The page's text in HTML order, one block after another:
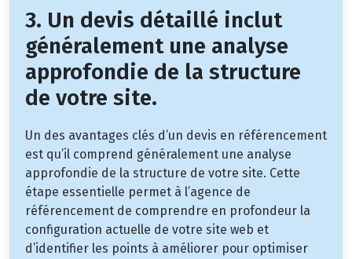
3. Un devis détaillé inclut
généralement une analyse
approfondie de la structure
de votre site.
Un des avantages clés d’un devis en référencement
est qu’il comprend généralement une analyse
approfondie de la structure de votre site. Cette
étape essentielle permet à l’agence de
référencement de comprendre en profondeur la
configuration actuelle de votre site web et
d’identifier les points à améliorer pour optimiser